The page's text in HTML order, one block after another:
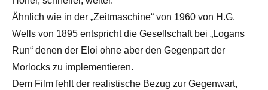
Ähnlich wie in der „Zeitmaschine“ von 1960 von H.G.
Wells von 1895 entspricht die Gesellschaft bei „Logans
Run“ denen der Eloi ohne aber den Gegenpart der
Morlocks zu implementieren.
Dem Film fehlt der realistische Bezug zur Gegenwart,